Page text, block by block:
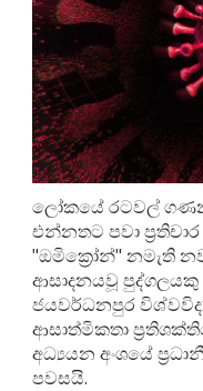
ලෝකයේ රටවල්
එන්නතට පවා
"ඔමික්‍රෝන්" නමැති
ආසාදනයවූ පුද්ගලයකු
ජයවර්ධනපුර
ආසාත්මිකතා
අධ්‍යයන අංශයේ
පවසයි.